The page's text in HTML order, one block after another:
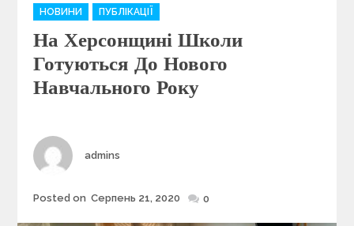
C
a
e
g
o
e
s
НОВИНИ ПУБЛІКАЦІЇ
На Херсонщині Школи
Готуються До Нового
Навчального Року
Author
admins
Posted
Posted on Серпень 21, 2020 0